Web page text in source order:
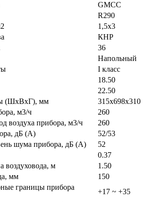
GMCC
R290
1,5х3
КНР
36
Напольный
I класс
18.50
22.50
(ШxВxГ), мм
315x698x310
м3/ч
260
воздуха прибора, м3/ч
260
дБ (A)
52/53
шума прибора, дБ (A)
52
0.37
воздуховода, м
1.50
мм
150
границы прибора
+17 ~ +35